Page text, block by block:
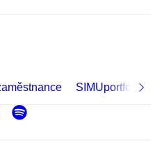
SIMUportfolio
LinkedIn
Spotify